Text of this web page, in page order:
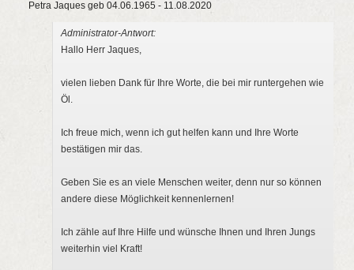
Petra Jaques geb 04.06.1965 - 11.08.2020
Administrator-Antwort:
Hallo Herr Jaques,
vielen lieben Dank für Ihre Worte, die bei mir runtergehen wie
Öl.
Ich freue mich, wenn ich gut helfen kann und Ihre Worte
bestätigen mir das.
Geben Sie es an viele Menschen weiter, denn nur so können
andere diese Möglichkeit kennenlernen!
Ich zähle auf Ihre Hilfe und wünsche Ihnen und Ihren Jungs
weiterhin viel Kraft!